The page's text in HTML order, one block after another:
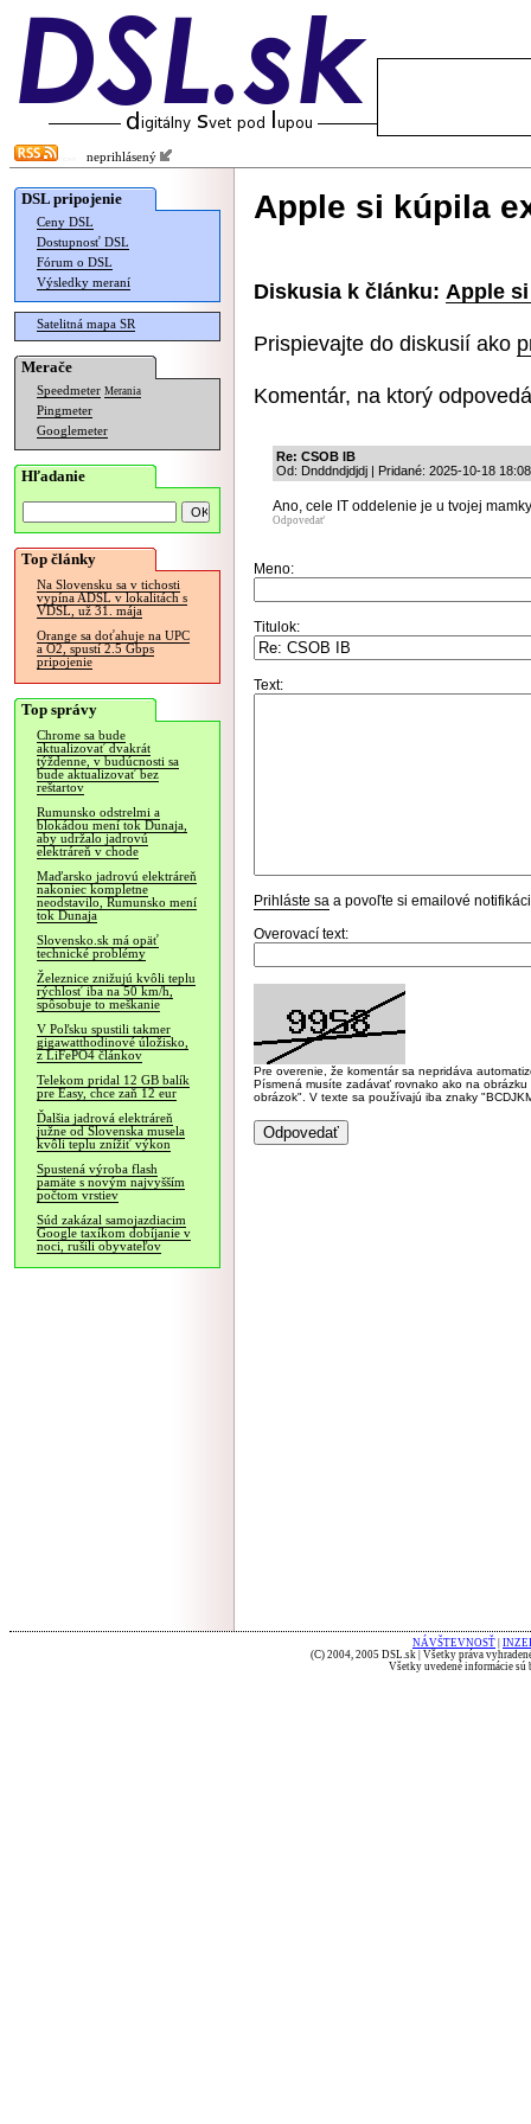
neprihlásený
DSL pripojenie
Ceny DSL
Dostupnosť DSL
Fórum o DSL
Výsledky meraní
Satelitná mapa SR
Merače
Speedmeter Merania
Pingmeter
Googlemeter
Hľadanie
Top články
Na Slovensku sa v tichosti
vypína ADSL v lokalitách s
VDSL, už 31. mája
Orange sa doťahuje na UPC
a O2, spustí 2.5 Gbps
pripojenie
Top správy
Chrome sa bude
aktualizovať dvakrát
týždenne, v budúcnosti sa
bude aktualizovať bez
reštartov
Rumunsko odstrelmi a
blokádou mení tok Dunaja,
aby udržalo jadrovú
elektráreň v chode
Maďarsko jadrovú elektráreň
nakoniec kompletne
neodstavilo, Rumunsko mení
tok Dunaja
Slovensko.sk má opäť
technické problémy
Železnice znižujú kvôli teplu
rýchlosť iba na 50 km/h,
spôsobuje to meškanie
V Poľsku spustili takmer
gigawatthodinové úložisko,
z LiFePO4 článkov
Telekom pridal 12 GB balík
pre Easy, chce zaň 12 eur
Ďalšia jadrová elektráreň
južne od Slovenska musela
kvôli teplu znížiť výkon
Spustená výroba flash
pamäte s novým najvyšším
počtom vrstiev
Súd zakázal samojazdiacim
Google taxíkom dobíjanie v
noci, rušili obyvateľov
Apple si kúpila
Diskusia k článku: Apple
Prispievajte do diskusií ako
Komentár, na ktorý
Re: CSOB IB
Od: Dnddndjdjdj | Pridané: 2025-10-18
Ano, cele IT oddelenie je u tvojej mamky
Odpovedať
Meno:
Titulok:
Text:
Prihláste sa a povoľte si emailové
Overovací text:
Pre overenie, že komentár sa nepridáva
Písmená musíte zadávať rovnako ako na
obrázok". V texte sa používajú iba znaky
NÁVŠTEVNOSŤ
(C) 2004, 2005 DSL.sk | Všetky práva
Všetky uvedené informácie sú